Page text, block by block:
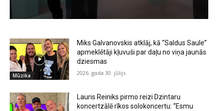
Mūzika
Miks Galvanovskis atklāj, kā “Saldus Saule”
apmeklētāji kļuvuši par daļu no viņa jaunās
dziesmas
2026. gada 30. jūlijs
Lauris Reiniks pirmo reizi Dzintaru
koncertzālē rīkos solokoncertu: “Esmu